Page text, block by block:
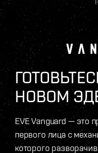
НОВОМ
EVE Vanguard — это
первого лица с
которого